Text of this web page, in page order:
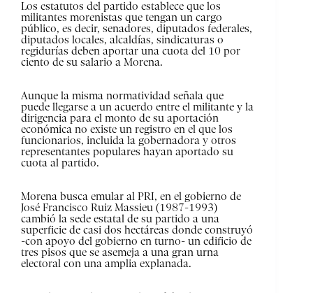
Los estatutos del partido establece que los
militantes morenistas que tengan un cargo
público, es decir, senadores, diputados federales,
diputados locales, alcaldías, sindicaturas o
regidurías deben aportar una cuota del 10 por
ciento de su salario a Morena.
Aunque la misma normatividad señala que
puede llegarse a un acuerdo entre el militante y la
dirigencia para el monto de su aportación
económica no existe un registro en el que los
funcionarios, incluida la gobernadora y otros
representantes populares hayan aportado su
cuota al partido.
Morena busca emular al PRI, en el gobierno de
José Francisco Ruiz Massieu (1987-1993)
cambió la sede estatal de su partido a una
superficie de casi dos hectáreas donde construyó
-con apoyo del gobierno en turno- un edificio de
tres pisos que se asemeja a una gran urna
electoral con una amplia explanada.